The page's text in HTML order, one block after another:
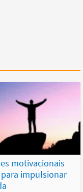
motivacionais
impulsionar